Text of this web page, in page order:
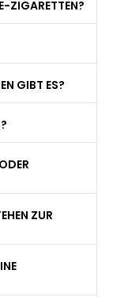
ZIGARETTEN?
GIBT ES?
ZUR